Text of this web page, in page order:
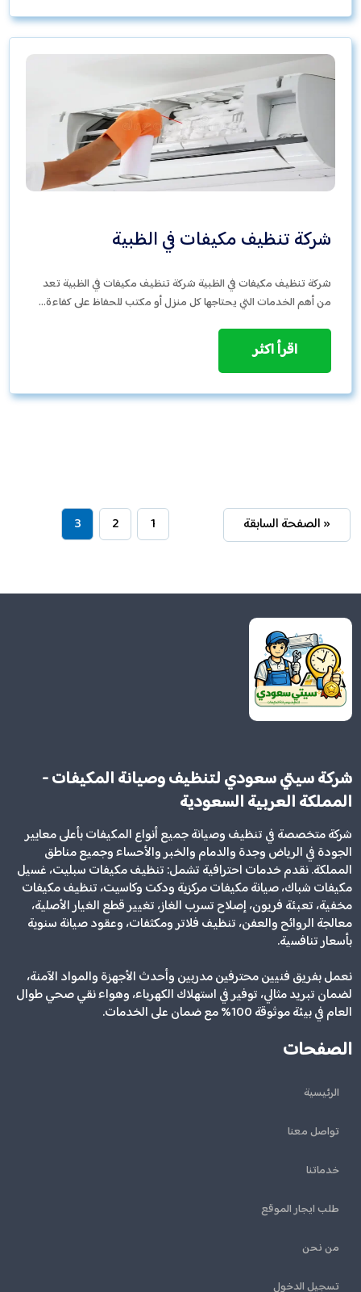
شركة تنظيف مكيفات في الظبية
شركة تنظيف مكيفات في الظبية شركة تنظيف مكيفات في الظبية تعد
من أهم الخدمات التي يحتاجها كل منزل أو مكتب للحفاظ على كفاءة…
اقرأ اكثر
« الصفحة السابقة 1
2
3
شركة سيتي سعودي لتنظيف وصيانة المكيفات -
المملكة العربية السعودية
شركة متخصصة في تنظيف وصيانة جميع أنواع المكيفات بأعلى معايير
الجودة في الرياض وجدة والدمام والخبر والأحساء وجميع مناطق
المملكة. نقدم خدمات احترافية تشمل: تنظيف مكيفات سبليت، غسيل
مكيفات شباك، صيانة مكيفات مركزية ودكت وكاسيت، تنظيف مكيفات
مخفية، تعبئة فريون، إصلاح تسرب الغاز، تغيير قطع الغيار الأصلية،
معالجة الروائح والعفن، تنظيف فلاتر ومكثفات، وعقود صيانة سنوية
بأسعار تنافسية.
نعمل بفريق فنيين محترفين مدربين وأحدث الأجهزة والمواد الآمنة،
لضمان تبريد مثالي، توفير في استهلاك الكهرباء، وهواء نقي صحي طوال
العام في بيئة موثوقة 100% مع ضمان على الخدمات.
الصفحات
الرئيسية
تواصل معنا
خدماتنا
طلب ايجار الموقع
من نحن
تسجيل الدخول